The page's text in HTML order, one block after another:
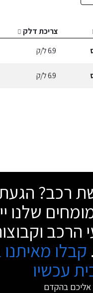
צריכת דלק
6.9ל/ק
6.9ל/ק
רכב?
שלנו
הרכב
קבלו
עכשיו
אליכם בהקדם